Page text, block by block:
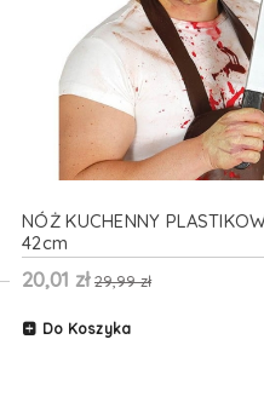
NÓŻ KUCHENNY
42cm
20,01 zł 29,99 zł
Do Koszyka